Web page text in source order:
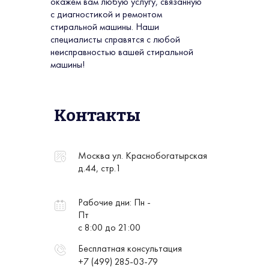
с диагностикой и ремонтом
стиральной машины. Наши
специалисты справятся с любой
неисправностью вашей стиральной
машины!
Контакты
Москва ул. Краснобогатырская
д.44, стр.1
Рабочие дни: Пн -
Пт
с 8:00 до 21:00
Бесплатная консультация
+7 (499) 285-03-79